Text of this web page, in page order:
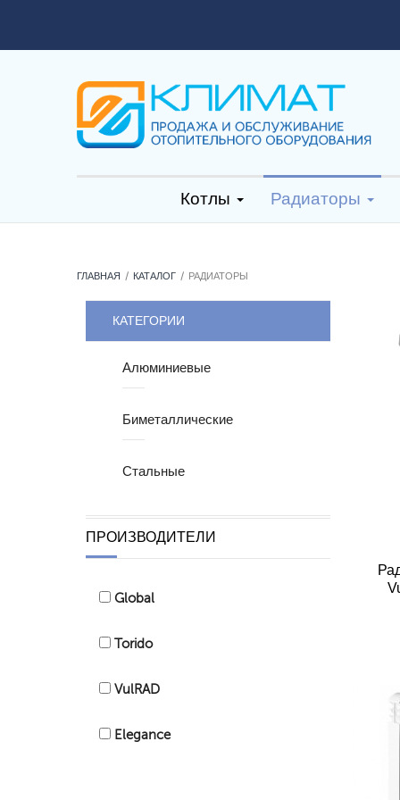
Котлы Радиаторы
ГЛАВНАЯ КАТАЛОГ РАДИАТОРЫ
КАТЕГОРИИ
Алюминиевые
Биметаллические
Стальные
ПРОИЗВОДИТЕЛИ
Global
Torido
VulRAD
Elegance